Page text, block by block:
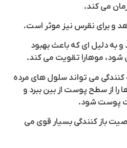
می کند.
و برای نقرس نیز موثر است.
به دلیل ای که باعث بهبود
موهارا تقویت می کند.
می تواند سلول های مرده
را از سطح پوست از بین ببرد و
پوست شود.
باز کنندگی بسیار قوی می